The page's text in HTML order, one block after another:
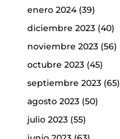
enero 2024(39)
diciembre 2023(40)
noviembre 2023(56)
octubre 2023(45)
septiembre 2023(65)
agosto 2023(50)
julio 2023(55)